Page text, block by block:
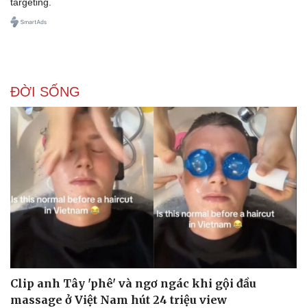
Âm nhạc
Di sản
SmartAds chính thức ra mắt tính năng Targeting
theo 'cảm xúc'
Đây là bước mở rộng quan trọng trong hệ sinh thái contextual
targeting.